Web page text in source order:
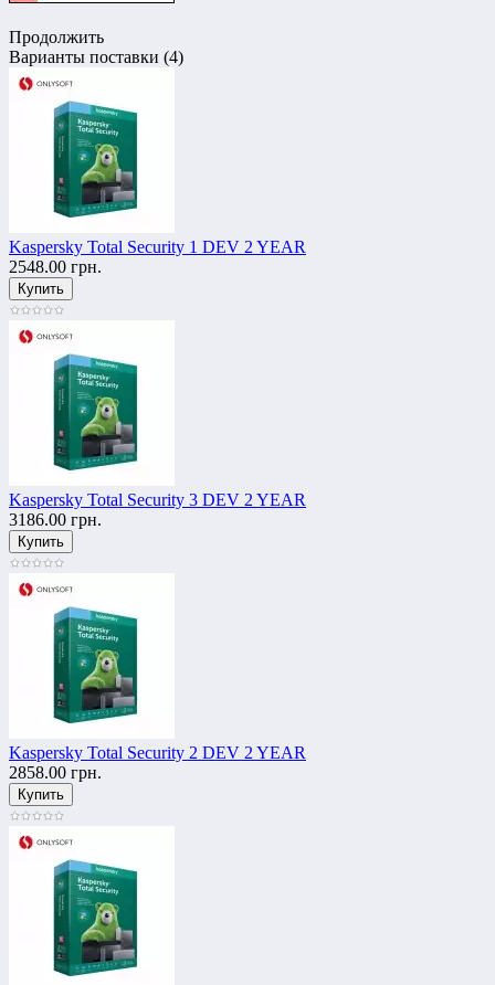
Продолжить
Варианты поставки (4)
Kaspersky Total Security 1 DEV 2 YEAR
2548.00 грн.
Kaspersky Total Security 3 DEV 2 YEAR
3186.00 грн.
Kaspersky Total Security 2 DEV 2 YEAR
2858.00 грн.